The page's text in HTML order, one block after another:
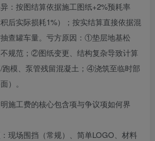
：按图结算依据施工图纸+2%预耗率
积后实际损耗1%）；按实结算直接依据混
查罐车量。亏方原因：①垫层地基松
规范；②图纸变更、结构复杂导致计算
模、泵管残留混凝土；④浇筑至临时部
）。
施工费的核心包含项与争议项如何界
现场围挡（常规）、简单LOGO、材料